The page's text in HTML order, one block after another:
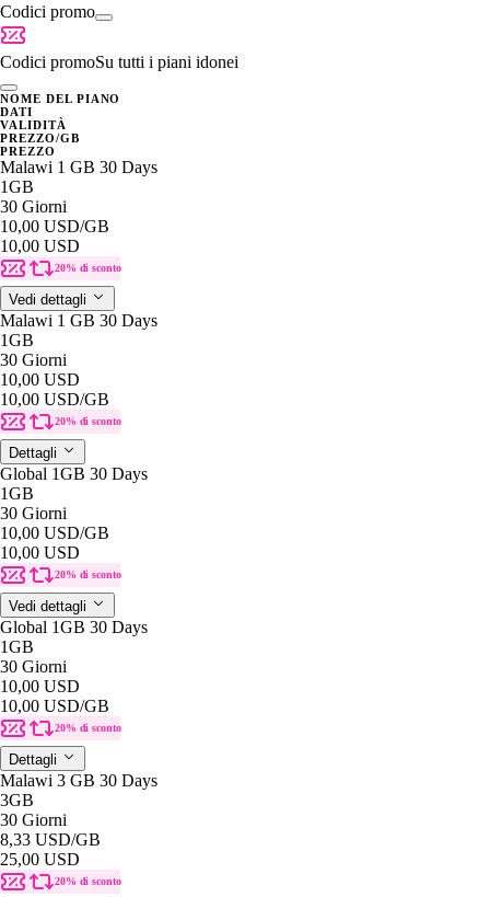
Codici promo
Codici promoSu tutti i piani idonei
NOME DEL PIANO
DATI
VALIDITÀ
PREZZO/GB
PREZZO
Malawi 1 GB 30 Days
1GB
30 Giorni
10,00 USD/GB
10,00 USD
20% di sconto
Vedi dettagli
Malawi 1 GB 30 Days
1GB
30 Giorni
10,00 USD
10,00 USD/GB
20% di sconto
Dettagli
Global 1GB 30 Days
1GB
30 Giorni
10,00 USD/GB
10,00 USD
20% di sconto
Vedi dettagli
Global 1GB 30 Days
1GB
30 Giorni
10,00 USD
10,00 USD/GB
20% di sconto
Dettagli
Malawi 3 GB 30 Days
3GB
30 Giorni
8,33 USD/GB
25,00 USD
20% di sconto